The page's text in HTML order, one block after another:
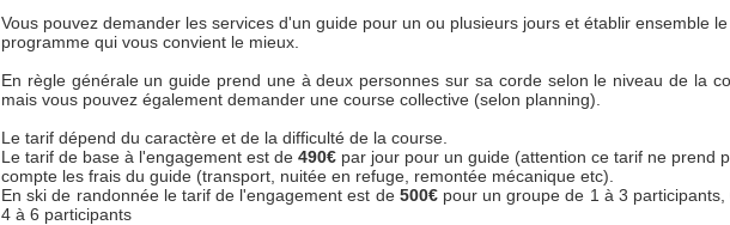
Vous pouvez demander les services d'un guide pour un ou plusieurs jours et établir ensemble le
programme qui vous convient le mieux.
En règle générale un guide prend une à deux personnes sur sa corde selon le niveau de la
mais vous pouvez également demander une course collective (selon planning).
Le tarif dépend du caractère et de la difficulté de la course.
Le tarif de base à l'engagement est de 490€ par jour pour un guide (attention ce tarif ne prend
compte les frais du guide (transport, nuitée en refuge, remontée mécanique etc).
En ski de randonnée le tarif de l'engagement est de 500€pour un groupe de 1 à 3 participants,
4 à 6 participants